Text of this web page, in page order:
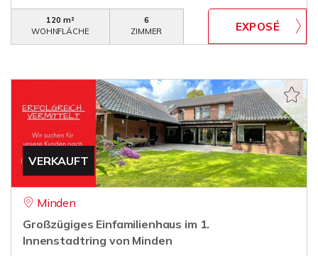
120 m²
WOHNFLÄCHE
6
ZIMMER
VERKAUFT
Minden
Großzügiges Einfamilienhaus im 1.
Innenstadtring von Minden